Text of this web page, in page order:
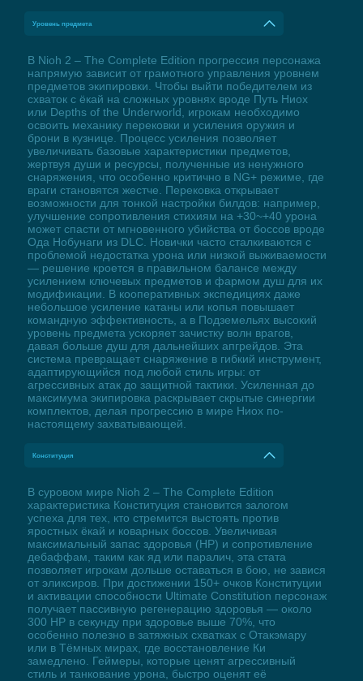
Уровень предмета
В Nioh 2 – The Complete Edition прогрессия персонажа
напрямую зависит от грамотного управления уровнем
предметов экипировки. Чтобы выйти победителем из
схваток с ёкай на сложных уровнях вроде Путь Ниох
или Depths of the Underworld, игрокам необходимо
освоить механику перековки и усиления оружия и
брони в кузнице. Процесс усиления позволяет
увеличивать базовые характеристики предметов,
жертвуя души и ресурсы, полученные из ненужного
снаряжения, что особенно критично в NG+ режиме, где
враги становятся жестче. Перековка открывает
возможности для тонкой настройки билдов: например,
улучшение сопротивления стихиям на +30~+40 урона
может спасти от мгновенного убийства от боссов вроде
Ода Нобунаги из DLC. Новички часто сталкиваются с
проблемой недостатка урона или низкой выживаемости
— решение кроется в правильном балансе между
усилением ключевых предметов и фармом душ для их
модификации. В кооперативных экспедициях даже
небольшое усиление катаны или копья повышает
командную эффективность, а в Подземельях высокий
уровень предмета ускоряет зачистку волн врагов,
давая больше душ для дальнейших апгрейдов. Эта
система превращает снаряжение в гибкий инструмент,
адаптирующийся под любой стиль игры: от
агрессивных атак до защитной тактики. Усиленная до
максимума экипировка раскрывает скрытые синергии
комплектов, делая прогрессию в мире Ниох по-
настоящему захватывающей.
Конституция
В суровом мире Nioh 2 – The Complete Edition
характеристика Конституция становится залогом
успеха для тех, кто стремится выстоять против
яростных ёкай и коварных боссов. Увеличивая
максимальный запас здоровья (HP) и сопротивление
дебаффам, таким как яд или паралич, эта стата
позволяет игрокам дольше оставаться в бою, не завися
от эликсиров. При достижении 150+ очков Конституции
и активации способности Ultimate Constitution персонаж
получает пассивную регенерацию здоровья — около
300 HP в секунду при здоровье выше 70%, что
особенно полезно в затяжных схватках с Отакэмару
или в Тёмных мирах, где восстановление Ки
замедлено. Геймеры, которые ценят агрессивный
стиль и танкование урона, быстро оценят её